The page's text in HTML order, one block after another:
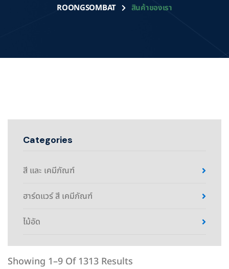
ROONGSOMBAT สินค้าของเรา
Categories
สี และ เคมีภัณฑ์
ฮาร์ดแวร์ สี เคมีภัณฑ์
ไม้อัด
Showing 1–9 Of 1313 Results